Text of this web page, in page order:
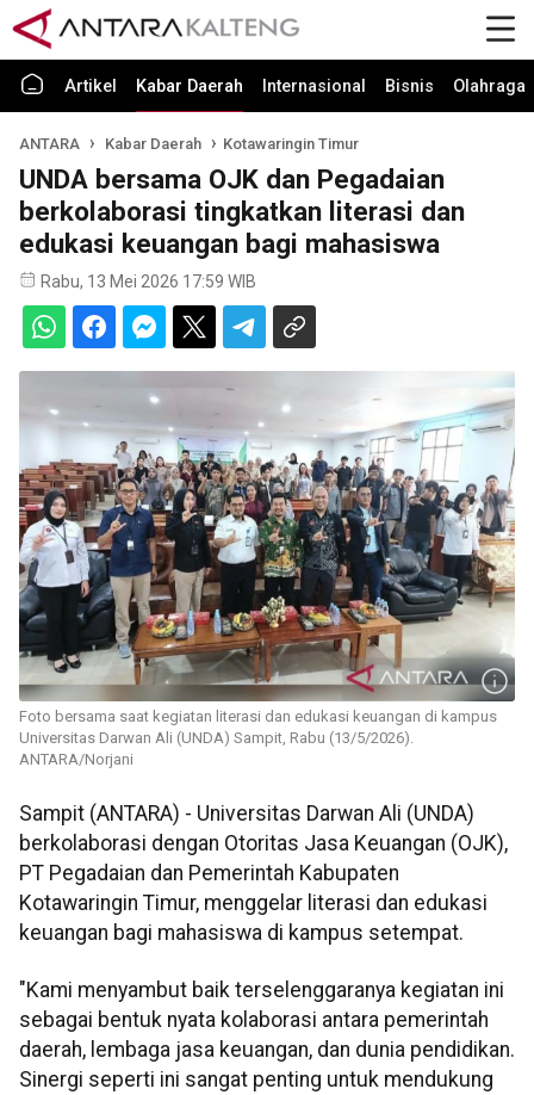
Artikel Kabar Daerah Internasional Bisnis Olahraga
ANTARA Kabar Daerah Kotawaringin Timur
UNDA bersama OJK dan Pegadaian
berkolaborasi tingkatkan literasi dan
edukasi keuangan bagi mahasiswa
Rabu, 13 Mei 2026 17:59 WIB
Foto bersama saat kegiatan literasi dan edukasi keuangan di kampus
Universitas Darwan Ali (UNDA) Sampit, Rabu (13/5/2026).
ANTARA/Norjani
Sampit (ANTARA) - Universitas Darwan Ali (UNDA)
berkolaborasi dengan Otoritas Jasa Keuangan (OJK),
PT Pegadaian dan Pemerintah Kabupaten
Kotawaringin Timur, menggelar literasi dan edukasi
keuangan bagi mahasiswa di kampus setempat.
"Kami menyambut baik terselenggaranya kegiatan ini
sebagai bentuk nyata kolaborasi antara pemerintah
daerah, lembaga jasa keuangan, dan dunia pendidikan.
Sinergi seperti ini sangat penting untuk mendukung